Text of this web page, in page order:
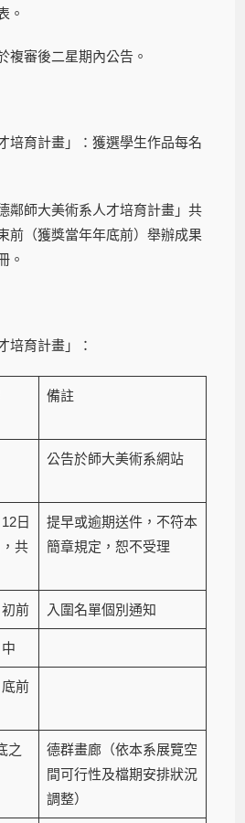
。
複審後二星期內公告。
培育計畫」：獲選學生作品每名
鄰師大美術系人才培育計畫」共
前（獲獎當年年底前）舉辦成果
。
培育計畫」：
備註
公告於師大美術系網站
日
共
提早或逾期送件，不符本
簡章規定，恕不受理
前 入圍名單個別通知
前
之
德群畫廊（依本系展覽空
間可行性及檔期安排狀況
調整）